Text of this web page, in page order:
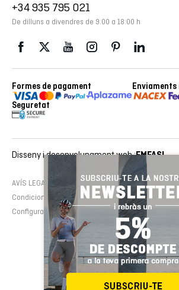
+34 935 795 021
De dilluns a divendres de 9:00 a 18:00 h
Formes de pagament
Seguretat
AVÍS LEGAL Política de cookies
Política de
Condicions de contractació
Configura cookies
Disseny i desenvolupament web :EMFASI